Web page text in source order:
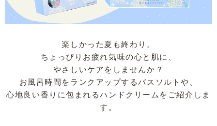
楽しかった夏も終わり。
ちょっぴりお疲れ気味の心と肌に、
やさしいケアをしませんか？
お風呂時間をランクアップするバスソルトや、
心地良い香りに包まれるハンドクリームをご紹介しま
す。